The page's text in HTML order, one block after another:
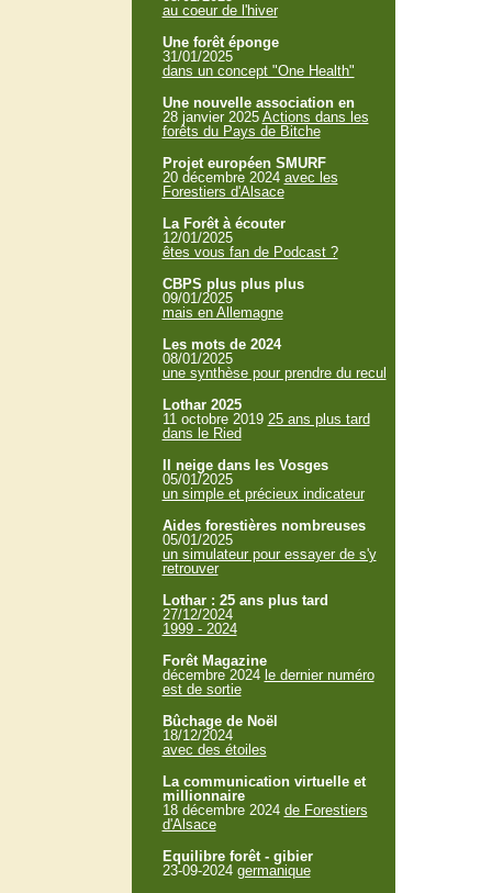
au coeur de l'hiver
Une forêt éponge
31/01/2025
dans un concept "One Health"
Une nouvelle association en
28 janvier 2025 Actions dans les
forêts du Pays de Bitche
Projet européen SMURF
20 décembre 2024 avec les
Forestiers d'Alsace
La Forêt à écouter
12/01/2025
êtes vous fan de Podcast ?
CBPS plus plus plus
09/01/2025
mais en Allemagne
Les mots de 2024
08/01/2025
une synthèse pour prendre du recul
Lothar 2025
11 octobre 2019 25 ans plus tard
dans le Ried
Il neige dans les Vosges
05/01/2025
un simple et précieux indicateur
Aides forestières nombreuses
05/01/2025
un simulateur pour essayer de s'y
retrouver
Lothar : 25 ans plus tard
27/12/2024
1999 - 2024
Forêt Magazine
décembre 2024 le dernier numéro
est de sortie
Bûchage de Noël
18/12/2024
avec des étoiles
La communication virtuelle et
millionnaire
18 décembre 2024 de Forestiers
d'Alsace
Equilibre forêt - gibier
23-09-2024 germanique